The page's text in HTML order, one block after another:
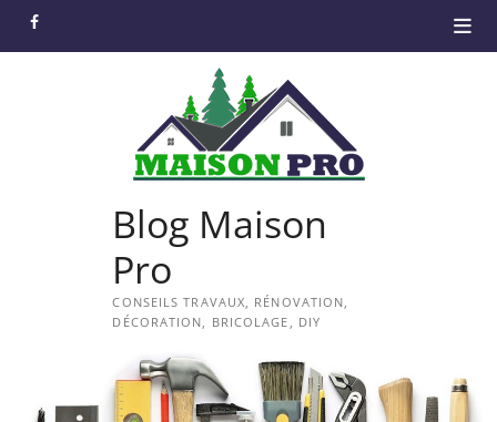
facebook
Blog Maison
Pro
CONSEILS TRAVAUX, RÉNOVATION,
DÉCORATION, BRICOLAGE, DIY